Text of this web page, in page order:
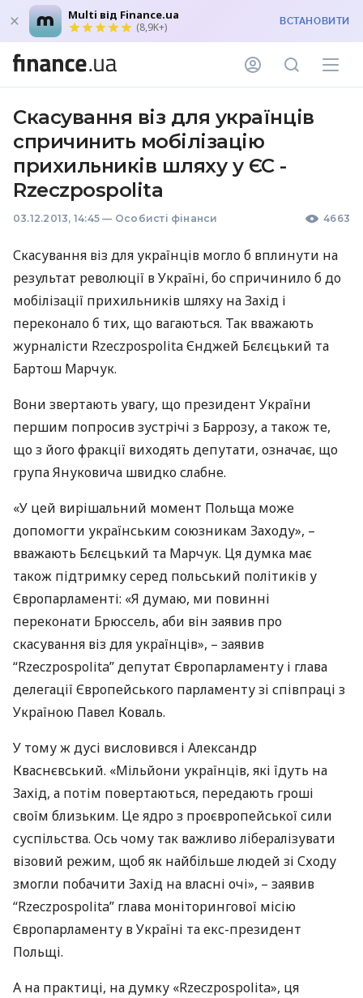
Multi від Finance.ua
(8,9K+) ВСТАНОВИТИ
Скасування віз для українців
спричинить мобілізацію
прихильників шляху у ЄС -
Rzeczpospolita
03.12.2013, 14:45 — Особисті фінанси 4663
Скасування віз для українців могло б вплинути на
результат революції в Україні, бо спричинило б до
мобілізації прихильників шляху на Захід і
переконало б тих, що вагаються. Так вважають
журналісти Rzeczpospolita Єнджей Бєлєцький та
Бартош Марчук.
Вони звертають увагу, що президент України
першим попросив зустрічі з Баррозу, а також те,
що з його фракції виходять депутати, означає, що
група Януковича швидко слабне.
«У цей вирішальний момент Польща може
допомогти українським союзникам Заходу», –
вважають Бєлєцький та Марчук. Ця думка має
також підтримку серед польський політиків у
Європарламенті: «Я думаю, ми повинні
переконати Брюссель, аби він заявив про
скасування віз для українців», – заявив
“Rzeczpospolita” депутат Європарламенту і глава
делегації Європейського парламенту зі співпраці з
Україною Павел Коваль.
У тому ж дусі висловився і Александр
Кваснєвський. «Мільйони українців, які їдуть на
Захід, а потім повертаються, передають гроші
своїм близьким. Це ядро з проєвропейської сили
суспільства. Ось чому так важливо лібералізувати
візовий режим, щоб як найбільше людей зі Сходу
змогли побачити Захід на власні очі», – заявив
“Rzeczpospolita” глава моніторингової місію
Європарламенту в Україні та екс-президент
Польщі.
А на практиці, на думку «Rzeczpospolita», ця